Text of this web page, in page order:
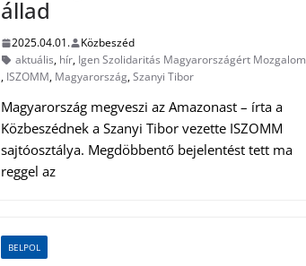
állad
2025.04.01.
Közbeszéd
aktuális, hír, Igen Szolidaritás Magyarországért Mozgalom
, ISZOMM, Magyarország,Szanyi Tibor
Magyarország megveszi az Amazonast – írta a
Közbeszédnek a Szanyi Tibor vezette ISZOMM
sajtóosztálya. Megdöbbentő bejelentést tett ma
reggel az
BELPOL